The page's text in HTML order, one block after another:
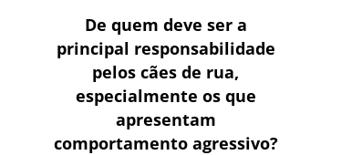
De quem deve ser a
principal responsabilidade
pelos cães de rua,
especialmente os que
apresentam
comportamento agressivo?